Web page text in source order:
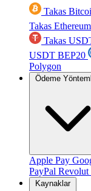
Takas
Takas Ethereum
Takas
USDT BEP20
Polygon
Ödeme
Apple Pay
PayPal Revolut
Kaynaklar